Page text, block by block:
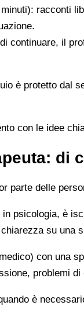
racconti
continuare, il
è protetto dal
con le idee
di
parte delle
in psicologia, è
su una
con una
problemi
è